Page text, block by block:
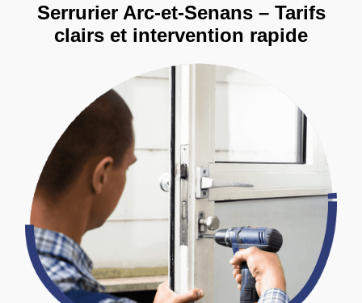
Serrurier Arc-et-Senans – Tarifs
clairs et intervention rapide